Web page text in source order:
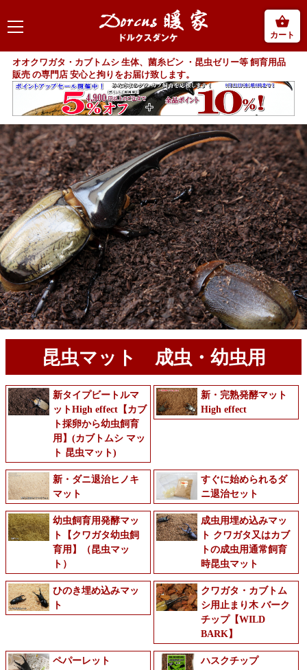
カート
オオクワガタ・カブトムシ 生体、菌糸ビン ・昆虫ゼリー等 飼育用品
販売 の専門店 安心と拘りをお届け致します。
昆虫マット 成虫・幼虫用
新タイプビートルマ
ットHigh effect【カブ
ト採卵から幼虫飼育
用】(カブトムシ マッ
ト 昆虫マット)
新・完熟発酵マット
High effect
新・ダニ退治ヒノキ
マット
すぐに始められるダ
ニ退治セット
幼虫飼育用発酵マッ
ト【クワガタ幼虫飼
育用】（昆虫マッ
ト）
成虫用埋め込みマッ
ト クワガタ又はカブ
トの成虫用通常飼育
時昆虫マット
ひのき埋め込みマッ
ト
クワガタ・カブトム
シ用止まり木 バーク
チップ【WILD
BARK】
ペパーレット ハスクチップ